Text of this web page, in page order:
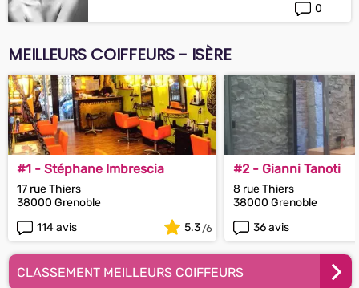
0
MEILLEURS COIFFEURS - ISÈRE
#1 - Stéphane Imbrescia
17 rue Thiers
38000 Grenoble
114 avis
5.3
#2 - Gianni Tanoti
8 rue Thiers
38000 Grenoble
36 avis
CLASSEMENT MEILLEURS COIFFEURS